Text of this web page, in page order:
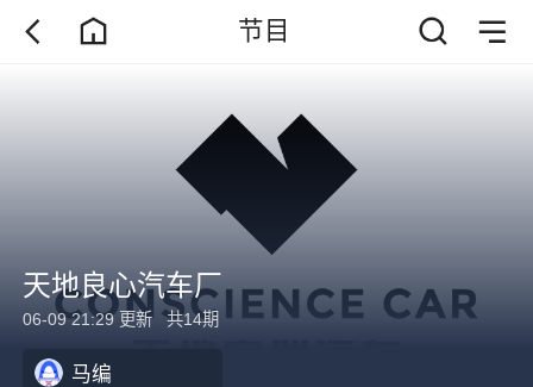
节目
天地良心汽车厂
06-09 21:29 更新 共14期
马编